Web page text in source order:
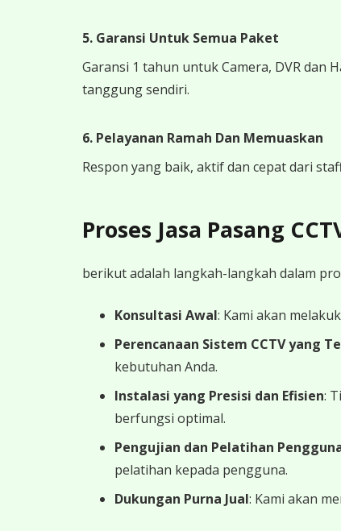
5. Garansi Untuk Semua Paket
Garansi 1 tahun untuk Camera, DVR dan
tanggung sendiri.
6. Pelayanan Ramah Dan Memuaskan
Respon yang baik, aktif dan cepat dari
Proses Jasa Pasang
berikut adalah langkah-langkah dalam
Konsultasi Awal: Kami akan
Perencanaan Sistem CCTV yang
kebutuhan Anda.
Instalasi yang Presisi dan Efisien:
berfungsi optimal.
Pengujian dan Pelatihan
pelatihan kepada pengguna.
Dukungan Purna Jual: Kami akan